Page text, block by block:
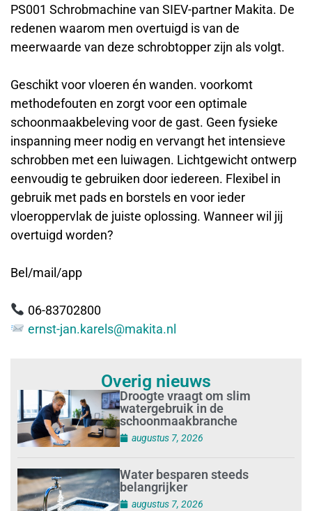
PS001 Schrobmachine van SIEV-partner Makita. De
redenen waarom men overtuigd is van de
meerwaarde van deze schrobtopper zijn als volgt.
Geschikt voor vloeren én wanden. voorkomt
methodefouten en zorgt voor een optimale
schoonmaakbeleving voor de gast. Geen fysieke
inspanning meer nodig en vervangt het intensieve
schrobben met een luiwagen. Lichtgewicht ontwerp
eenvoudig te gebruiken door iedereen. Flexibel in
gebruik met pads en borstels en voor ieder
vloeroppervlak de juiste oplossing. Wanneer wil jij
overtuigd worden?
Bel/mail/app
06-83702800
ernst-jan.karels@makita.nl
Overig nieuws
Droogte vraagt om slim
watergebruik in de
schoonmaakbranche
augustus 7, 2026
Water besparen steeds
belangrijker
augustus 7, 2026